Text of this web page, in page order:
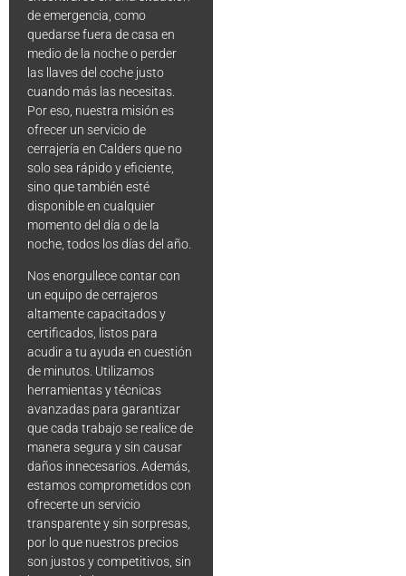
de emergencia, como
quedarse fuera de casa en
medio de la noche o perder
las llaves del coche justo
cuando más las necesitas.
Por eso, nuestra misión es
ofrecer un servicio de
cerrajería en Calders que no
solo sea rápido y eficiente,
sino que también esté
disponible en cualquier
momento del día o de la
noche, todos los días del año.
Nos enorgullece contar con
un equipo de cerrajeros
altamente capacitados y
certificados, listos para
acudir a tu ayuda en cuestión
de minutos. Utilizamos
herramientas y técnicas
avanzadas para garantizar
que cada trabajo se realice de
manera segura y sin causar
daños innecesarios. Además,
estamos comprometidos con
ofrecerte un servicio
transparente y sin sorpresas,
por lo que nuestros precios
son justos y competitivos, sin